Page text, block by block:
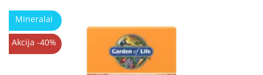
Mineralai
Akcija -40%